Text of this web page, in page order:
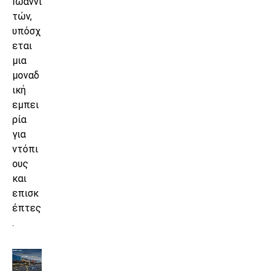
τών,
υπόσχ
εται
μια
μοναδ
ική
εμπει
ρία
για
ντόπι
ους
και
επισκ
έπτες
.